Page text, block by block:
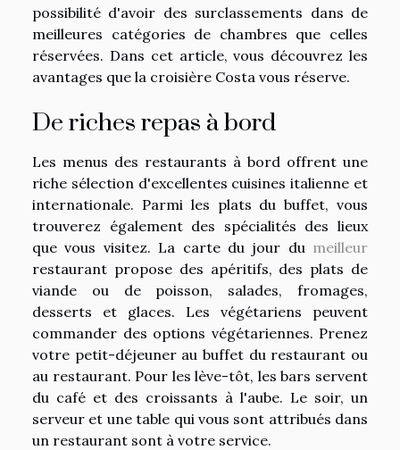
possibilité d'avoir des surclassements dans de
meilleures catégories de chambres que celles
réservées. Dans cet article, vous découvrez les
avantages que la croisière Costa vous réserve.
De riches repas à bord
Les menus des restaurants à bord offrent une
riche sélection d'excellentes cuisines italienne et
internationale. Parmi les plats du buffet, vous
trouverez également des spécialités des lieux
que vous visitez. La carte du jour du meilleur
restaurant propose des apéritifs, des plats de
viande ou de poisson, salades, fromages,
desserts et glaces. Les végétariens peuvent
commander des options végétariennes. Prenez
votre petit-déjeuner au buffet du restaurant ou
au restaurant. Pour les lève-tôt, les bars servent
du café et des croissants à l'aube. Le soir, un
serveur et une table qui vous sont attribués dans
un restaurant sont à votre service.